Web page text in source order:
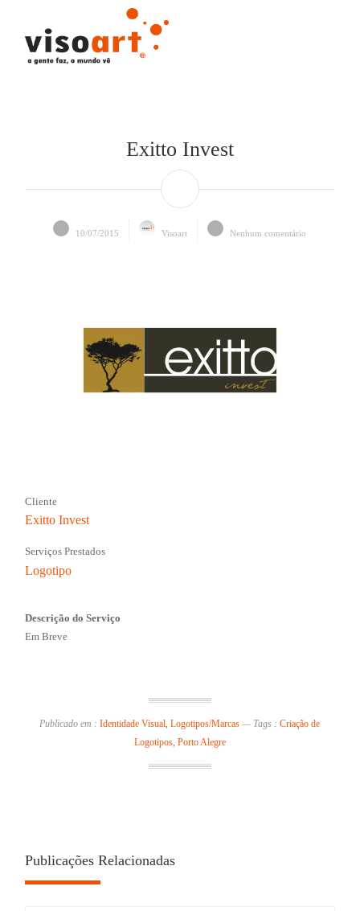
Exitto Invest
10/07/2015 Visoart Nenhum comentário
Cliente
Exitto Invest
Serviços Prestados
Logotipo
Descrição do Serviço
Em Breve
Publicado em : Identidade Visual,Logotipos/Marcas — Tags : Criação de
Logotipos, Porto Alegre
Publicações Relacionadas